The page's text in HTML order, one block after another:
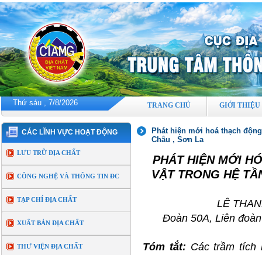
Thứ sáu , 7/8/2026 TRANG CHỦ GIỚI THIỆU
CÁC LĨNH VỰC HOẠT ĐỘNG
LƯU TRỮ ĐỊA CHẤT
CÔNG NGHỆ VÀ THÔNG TIN ĐC
TẠP CHÍ ĐỊA CHẤT
XUẤT BẢN ĐỊA CHẤT
THƯ VIỆN ĐỊA CHẤT
Phát hiện mới hoá thạch
Châu , Sơn La
PHÁT HIỆN MỚI
VẬT TRONG HỆ
LÊ
Đoàn 50A, Liên
Tóm tắt: Các trầm tích